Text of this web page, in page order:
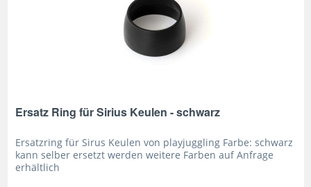
Ersatz Ring für Sirius Keulen - schwarz
Ersatzring für Sirus Keulen von playjuggling Farbe: schwarz
kann selber ersetzt werden weitere Farben auf Anfrage
erhältlich